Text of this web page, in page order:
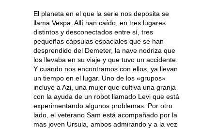
El planeta en el que la serie nos deposita se
llama Vespa. Allí han caído, en tres lugares
distintos y desconectados entre sí, tres
pequeñas cápsulas espaciales que se han
desprendido del Demeter, la nave nodriza que
los llevaba en su viaje y que tuvo un accidente.
Y cuando nos encontramos con ellos, ya llevan
un tiempo en el lugar. Uno de los «grupos»
incluye a Azi, una mujer que cultiva una granja
con la ayuda de un robot llamado Levi que está
experimentando algunos problemas. Por otro
lado, el veterano Sam está acompañado por la
más joven Ursula, ambos admirando y a la vez